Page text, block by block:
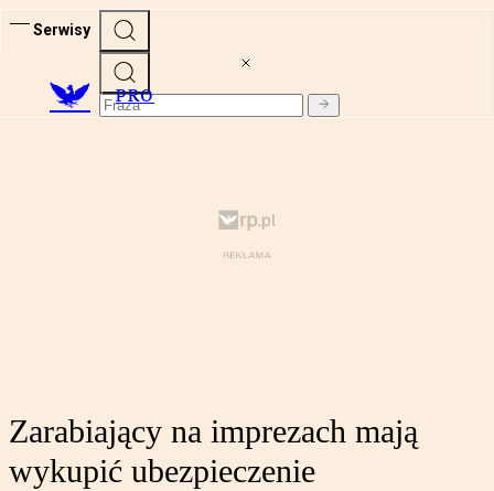
Serwisy
PRO
Zarabiający na imprezach mają
wykupić ubezpieczenie